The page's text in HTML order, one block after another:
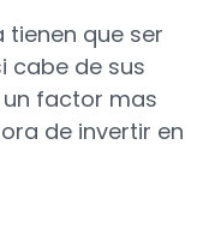
tienen que ser
cabe de sus
factor mas
de invertir en